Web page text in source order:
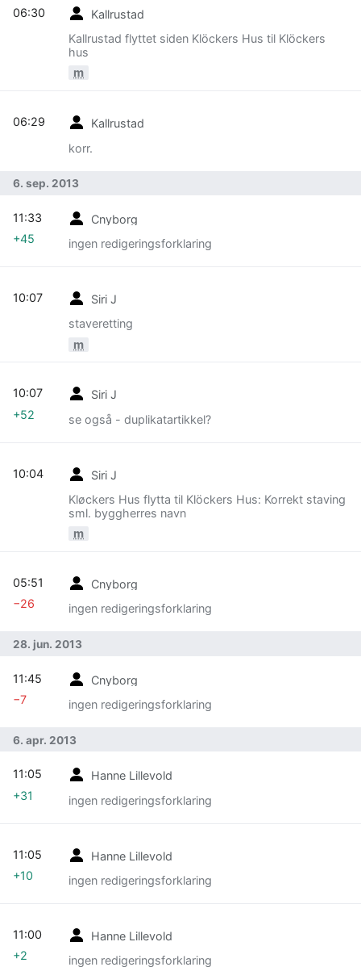
Kallrustad
Kallrustad flyttet siden Klöckers Hus til Klöckers
hus
m
06:30
Kallrustad
korr.
06:29
6. sep. 2013
Cnyborg
ingen redigeringsforklaring
11:33
+45
Siri J
staveretting
m
10:07
Siri J
se også - duplikatartikkel?
10:07
+52
Siri J
Kløckers Hus flytta til Klöckers Hus: Korrekt staving
sml. byggherres navn
m
10:04
Cnyborg
ingen redigeringsforklaring
05:51
−26
28. jun. 2013
Cnyborg
ingen redigeringsforklaring
11:45
−7
6. apr. 2013
Hanne Lillevold
ingen redigeringsforklaring
11:05
+31
Hanne Lillevold
ingen redigeringsforklaring
11:05
+10
Hanne Lillevold
ingen redigeringsforklaring
11:00
+2